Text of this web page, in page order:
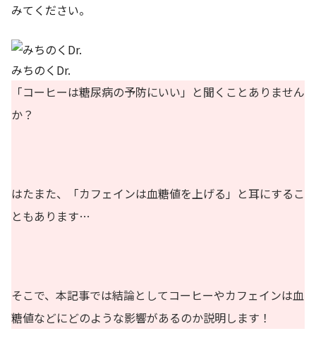
みてください。
みちのくDr.
「コーヒーは糖尿病の予防にいい」と聞くことありません
か？
はたまた、「カフェインは血糖値を上げる」と耳にするこ
ともあります…
そこで、本記事では結論としてコーヒーやカフェインは血
糖値などにどのような影響があるのか説明します！